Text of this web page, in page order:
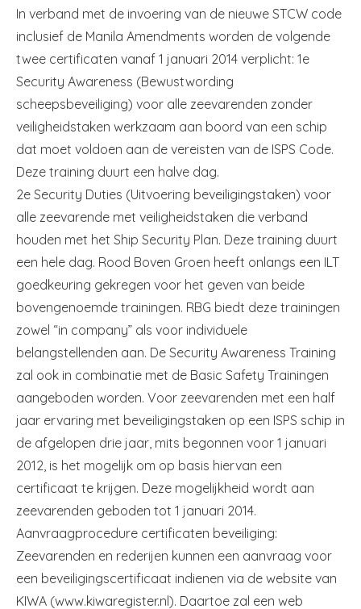
In verband met de invoering van de nieuwe STCW code
inclusief de Manila Amendments worden de volgende
twee certificaten vanaf 1 januari 2014 verplicht: 1e
Security Awareness (Bewustwording
scheepsbeveiliging) voor alle zeevarenden zonder
veiligheidstaken werkzaam aan boord van een schip
dat moet voldoen aan de vereisten van de ISPS Code.
Deze training duurt een halve dag.
2e Security Duties (Uitvoering beveiligingstaken) voor
alle zeevarende met veiligheidstaken die verband
houden met het Ship Security Plan. Deze training duurt
een hele dag. Rood Boven Groen heeft onlangs een ILT
goedkeuring gekregen voor het geven van beide
bovengenoemde trainingen. RBG biedt deze trainingen
zowel “in company” als voor individuele
belangstellenden aan. De Security Awareness Training
zal ook in combinatie met de Basic Safety Trainingen
aangeboden worden. Voor zeevarenden met een half
jaar ervaring met beveiligingstaken op een ISPS schip in
de afgelopen drie jaar, mits begonnen voor 1 januari
2012, is het mogelijk om op basis hiervan een
certificaat te krijgen. Deze mogelijkheid wordt aan
zeevarenden geboden tot 1 januari 2014.
Aanvraagprocedure certificaten beveiliging:
Zeevarenden en rederijen kunnen een aanvraag voor
een beveiligingscertificaat indienen via de website van
KIWA (www.kiwaregister.nl). Daartoe zal een web